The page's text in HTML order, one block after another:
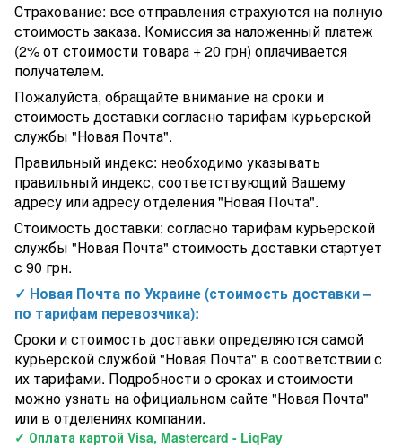
Фильтр для общественных бассейнов песочный Aquaviva
M1400 (77 м3/ч)
Гидравлическое вяжущее средство быстрого высыхания для
выполнения внутр. и наруж. стяжек Litocem, 20 кг
Немецкий циркуляционный насос для бассейна BADU Bronze
30 (30 м3/ч, Н=8м), P=1,5 кВт, 230В
Средство для очистки ватерлинии бассейна и СПА AquaDoctor
CW CleanWaterline. Шаг 2
Фильтр песочный для бассейна 8 м³/ч Bridge Side 460 Bridge.
Подходит для бассейнов Intex и Bestway
Форсунка стеновая Aquaviva AISI 304 (D90), под бетон
Фильтровальная емкость Ocean Industrial, 1800 мм, 51 м3/ч,
скорость фильтрации 20 м3/ч/м2, подключение 90 мм,
Лампа LED Aquaviva GAS PAR56-270 LED SMD RGB Dimmer
Хлоргенератор Emaux SSC50-E на 45 гр/час для дезинфекции
Страхование: все отправления страхуются на полную
стоимость заказа. Комиссия за наложенный платеж
(2% от стоимости товара + 20 грн) оплачивается
получателем.
Пожалуйста, обращайте внимание на сроки и
стоимость доставки согласно тарифам курьерской
службы "Новая Почта".
Правильный индекс: необходимо указывать
правильный индекс, соответствующий Вашему
адресу или адресу отделения "Новая Почта".
Стоимость доставки: согласно тарифам курьерской
службы "Новая Почта" стоимость доставки стартует
с 90 грн.
✓ Новая Почта по Украине (стоимость доставки –
по тарифам перевозчика):
Сроки и стоимость доставки определяются самой
курьерской службой "Новая Почта" в соответствии с
их тарифами. Подробности о сроках и стоимости
можно узнать на официальном сайте "Новая Почта"
или в отделениях компании.
✓ Оплата картой Visa, Mastercard - LiqPay